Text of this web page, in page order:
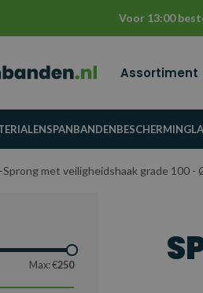
Voor 13:00
Assortiment
SPANBANDENBESCHERMING
met veiligheidshaak grade 100 -
Max: €250